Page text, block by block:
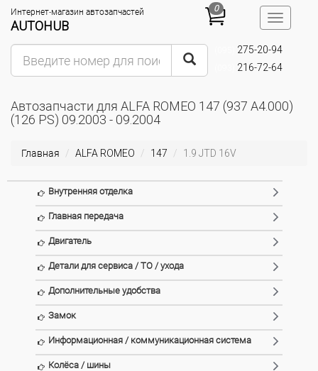
Toggle
0
Интернет-магазин автозапчастей
AUTOHUB
275-20-94
216-72-64
Автозапчасти для ALFA ROMEO 147 (937 A4.000)
(126 PS) 09.2003 - 09.2004
Главная ALFA ROMEO 147 1.9 JTD 16V
Внутренняя отделка
Главная передача
Двигатель
Детали для сервиса / ТО / ухода
Дополнительные удобства
Замок
Информационная / коммуникационная система
Колёса / шины